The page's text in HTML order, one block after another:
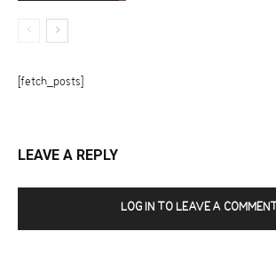
[fetch_posts]
LEAVE A REPLY
LOG IN TO LEAVE A COMMENT